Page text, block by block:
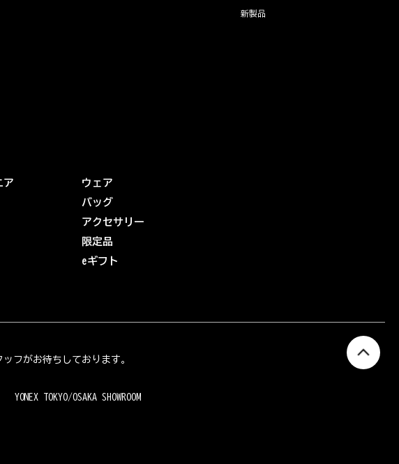
新製品
ア
ウェア
バッグ
アクセサリー
限定品
eギフト
フがお待ちしております。
YONEX TOKYO/OSAKA SHOWROOM